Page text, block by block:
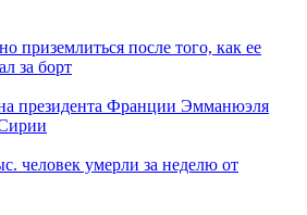
приземлиться после того, как ее
за борт
президента Франции Эмманюэля
человек умерли за неделю от